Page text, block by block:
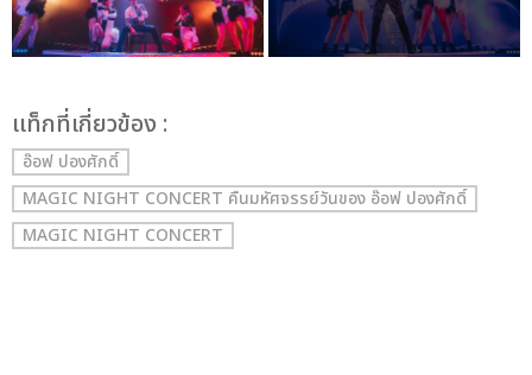
เเท็กที่เกี่ยวข้อง :
อ๊อฟ ปองศักดิ์
MAGIC NIGHT CONCERT คืนมหัศจรรย์วันของ อ๊อฟ ปองศักดิ์
MAGIC NIGHT CONCERT